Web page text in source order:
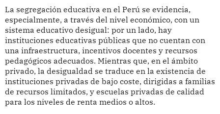
La segregación educativa en el Perú se evidencia,
especialmente, a través del nivel económico, con un
sistema educativo desigual: por un lado, hay
instituciones educativas públicas que no cuentan con
una infraestructura, incentivos docentes y recursos
pedagógicos adecuados. Mientras que, en el ámbito
privado, la desigualdad se traduce en la existencia de
instituciones privadas de bajo coste, dirigidas a familias
de recursos limitados, y escuelas privadas de calidad
para los niveles de renta medios o altos.